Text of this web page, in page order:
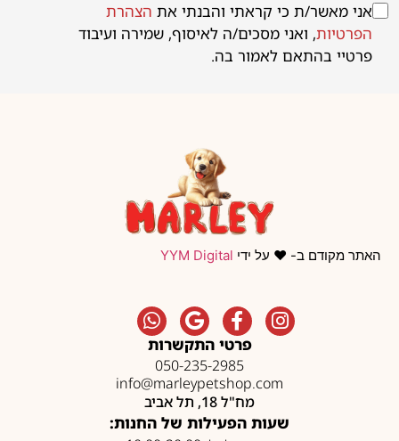
אני מאשר/ת כי קראתי והבנתי את הצהרת
הפרטיות, ואני מסכים/ה לאיסוף, שמירה ועיבוד
פרטיי בהתאם לאמור בה.
האתר מקודם ב- ❤️ על ידי YYM Digital
פרטי התקשרות
050-235-2985
info@marleypetshop.com
מח"ל 18, תל אביב
שעות הפעילות של החנות: